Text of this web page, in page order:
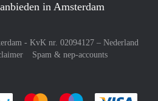
in Amsterdam
- KvK nr. 02094127 – Nederland
Spam & nep-accounts